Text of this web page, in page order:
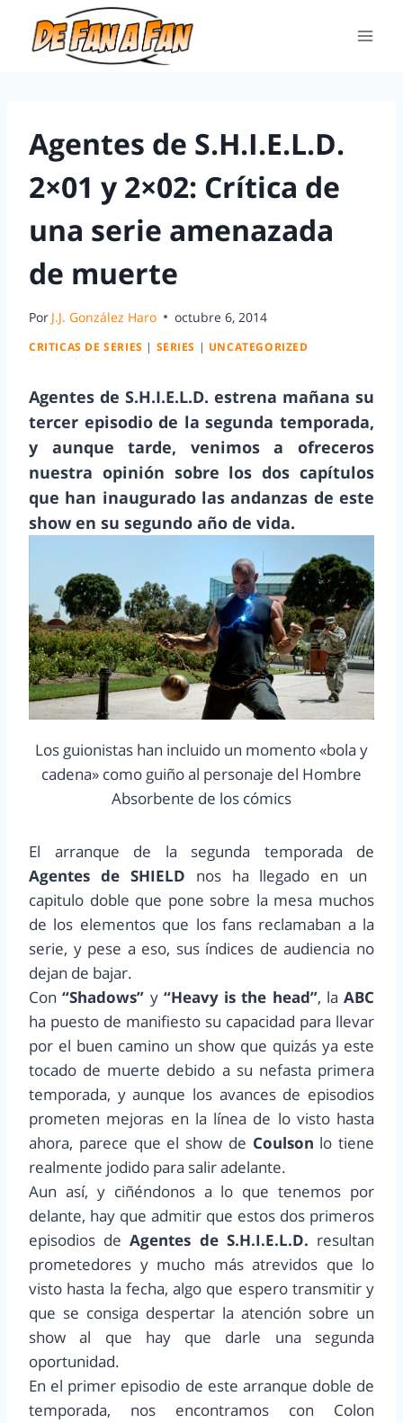
Agentes de S.H.I.E.L.D.
2×01 y 2×02: Crítica de
una serie amenazada
de muerte
Por J.J. González Haro octubre 6, 2014
CRITICAS DE SERIES | SERIES | UNCATEGORIZED
Agentes de S.H.I.E.L.D. estrena mañana su
tercer episodio de la segunda temporada,
y aunque tarde, venimos a ofreceros
nuestra opinión sobre los dos capítulos
que han inaugurado las andanzas de este
show en su segundo año de vida.
Los guionistas han incluido un momento «bola y
cadena» como guiño al personaje del Hombre
Absorbente de los cómics
El arranque de la segunda temporada de
Agentes de SHIELD nos ha llegado en un
capitulo doble que pone sobre la mesa muchos
de los elementos que los fans reclamaban a la
serie, y pese a eso, sus índices de audiencia no
dejan de bajar.
Con“Shadows” y “Heavy is the head”, la ABC
ha puesto de manifiesto su capacidad para llevar
por el buen camino un show que quizás ya este
tocado de muerte debido a su nefasta primera
temporada, y aunque los avances de episodios
prometen mejoras en la línea de lo visto hasta
ahora, parece que el show de Coulson lo tiene
realmente jodido para salir adelante.
Aun así, y ciñéndonos a lo que tenemos por
delante, hay que admitir que estos dos primeros
episodios deAgentes de S.H.I.E.L.D. resultan
prometedores y mucho más atrevidos que lo
visto hasta la fecha, algo que espero transmitir y
que se consiga despertar la atención sobre un
show al que hay que darle una segunda
oportunidad.
En el primer episodio de este arranque doble de
temporada, nos encontramos con Colon